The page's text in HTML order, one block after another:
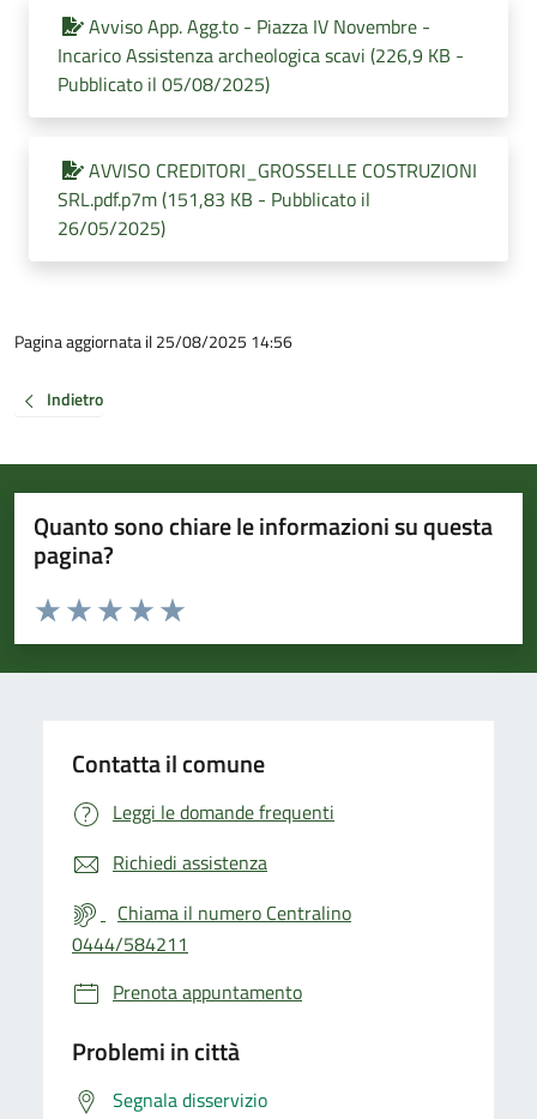
Avviso App. Agg.to - Piazza IV Novembre -
Incarico Assistenza archeologica scavi (226,9 KB -
Pubblicato il 05/08/2025)
AVVISO CREDITORI_GROSSELLE COSTRUZIONI
SRL.pdf.p7m (151,83 KB - Pubblicato il
26/05/2025)
Pagina aggiornata il 25/08/2025 14:56
Indietro
Quanto sono chiare le informazioni su questa
pagina?
Valuta da 1 a 5 stelle la pagina
Valuta 5 stelle su 5
Valuta 4 stelle su 5
Valuta 3 stelle su 5
Valuta 2 stelle su 5
Valuta 1 stelle su 5
Contatta il comune
Leggi le domande frequenti
Richiedi assistenza
Chiama il numero Centralino
0444/584211
Prenota appuntamento
Problemi in città
Segnala disservizio